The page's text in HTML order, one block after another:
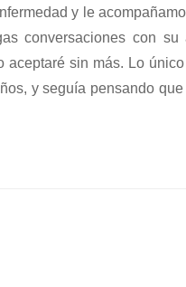
y le
conversaciones con su
aceptaré sin más. Lo
y seguía pensando